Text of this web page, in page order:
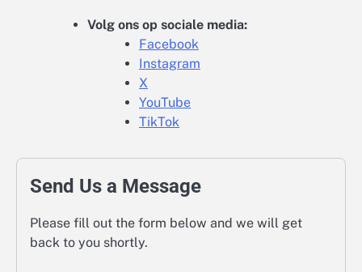
Volg ons op sociale media:
Facebook
Instagram
X
YouTube
TikTok
Send Us a Message
Please fill out the form below and we will get
back to you shortly.